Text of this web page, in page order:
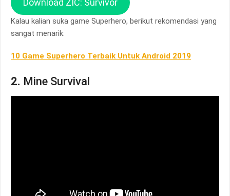
Kalau kalian suka game Superhero, berikut rekomendasi yang
sangat menarik:
10 Game Superhero Terbaik Untuk Android 2019
2. Mine Survival